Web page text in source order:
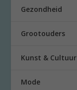
Gezondheid
Grootouders
Kunst & Cultuur
Mode